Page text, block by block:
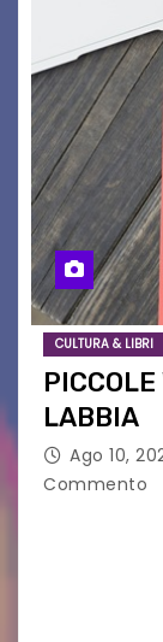
CULTURA & LIBRI
LABBIA
Ago 10,
Commento